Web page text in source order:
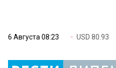
6 Августа 08:23 USD 80.93